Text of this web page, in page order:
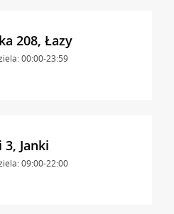
208, Łazy
00:00-23:59
Janki
09:00-22:00